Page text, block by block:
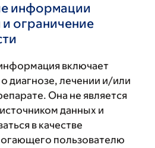
информации
ограничение
включает
диагнозе, лечении и/или
Она не является
данных и
в качестве
пользователю